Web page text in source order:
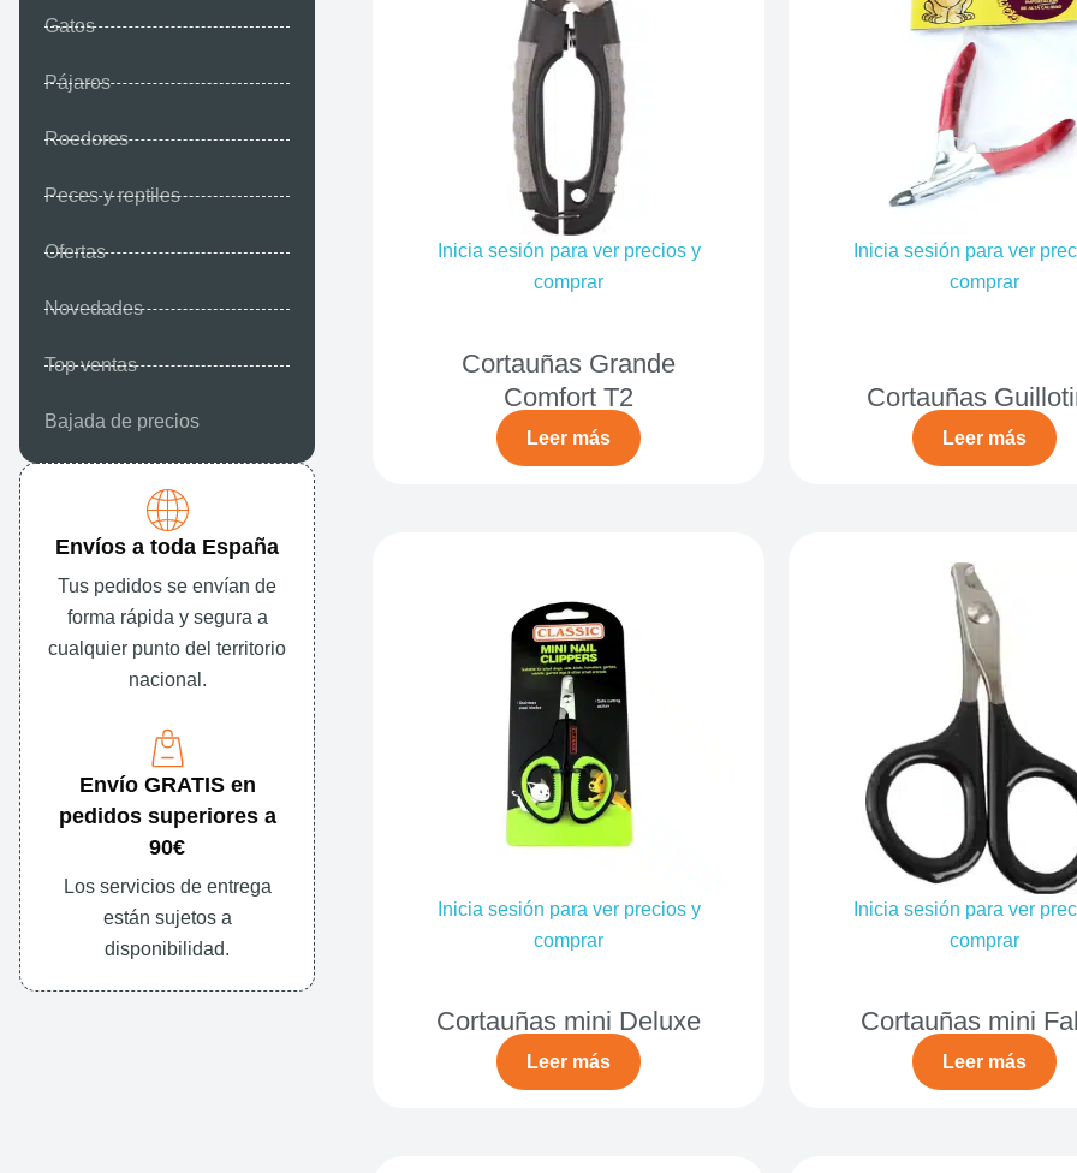
Gatos
Pájaros
Roedores
Peces y reptiles
Ofertas
Novedades
Top ventas
Bajada de precios
Envíos a toda España
Tus pedidos se envían de
forma rápida y segura a
cualquier punto del territorio
nacional.
Envío GRATIS en
pedidos superiores a
90€
Los servicios de entrega
están sujetos a
disponibilidad.
Inicia sesión para ver precios y
comprar
Cortauñas Grande
Comfort T2
Leer más
Inicia sesión para ver
comprar
Cortauñas
Leer más
Inicia sesión para ver precios y
comprar
Cortauñas mini Deluxe
Leer más
Inicia sesión para ver
comprar
Cortauñas mini
Leer más